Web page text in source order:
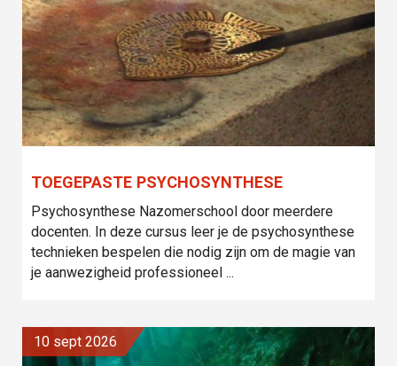
TOEGEPASTE PSYCHOSYNTHESE
Psychosynthese Nazomerschool door meerdere
docenten. In deze cursus leer je de psychosynthese
technieken bespelen die nodig zijn om de magie van
je aanwezigheid professioneel ...
10 sept 2026